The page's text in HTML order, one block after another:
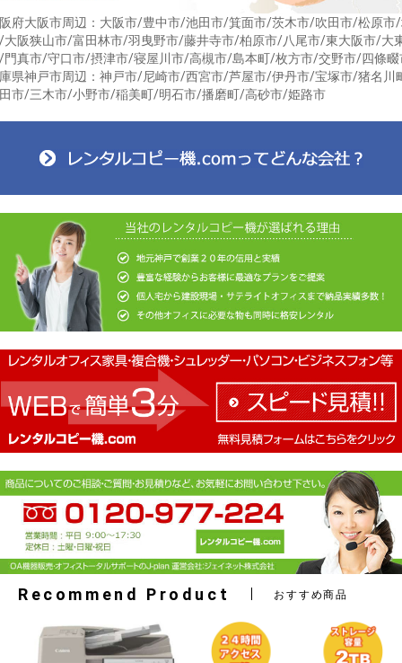
府大阪市周辺：大阪市/豊中市/池田市/箕面市/茨木市/吹田市/松原市
大阪狭山市/富田林市/羽曳野市/藤井寺市/柏原市/八尾市/東大阪市/大
門真市/守口市/摂津市/寝屋川市/高槻市/島本町/枚方市/交野市/四條畷
県神戸市周辺：神戸市/尼崎市/西宮市/芦屋市/伊丹市/宝塚市/猪名川
市/三木市/小野市/稲美町/明石市/播磨町/高砂市/姫路市
Recommend Product おすすめ商品